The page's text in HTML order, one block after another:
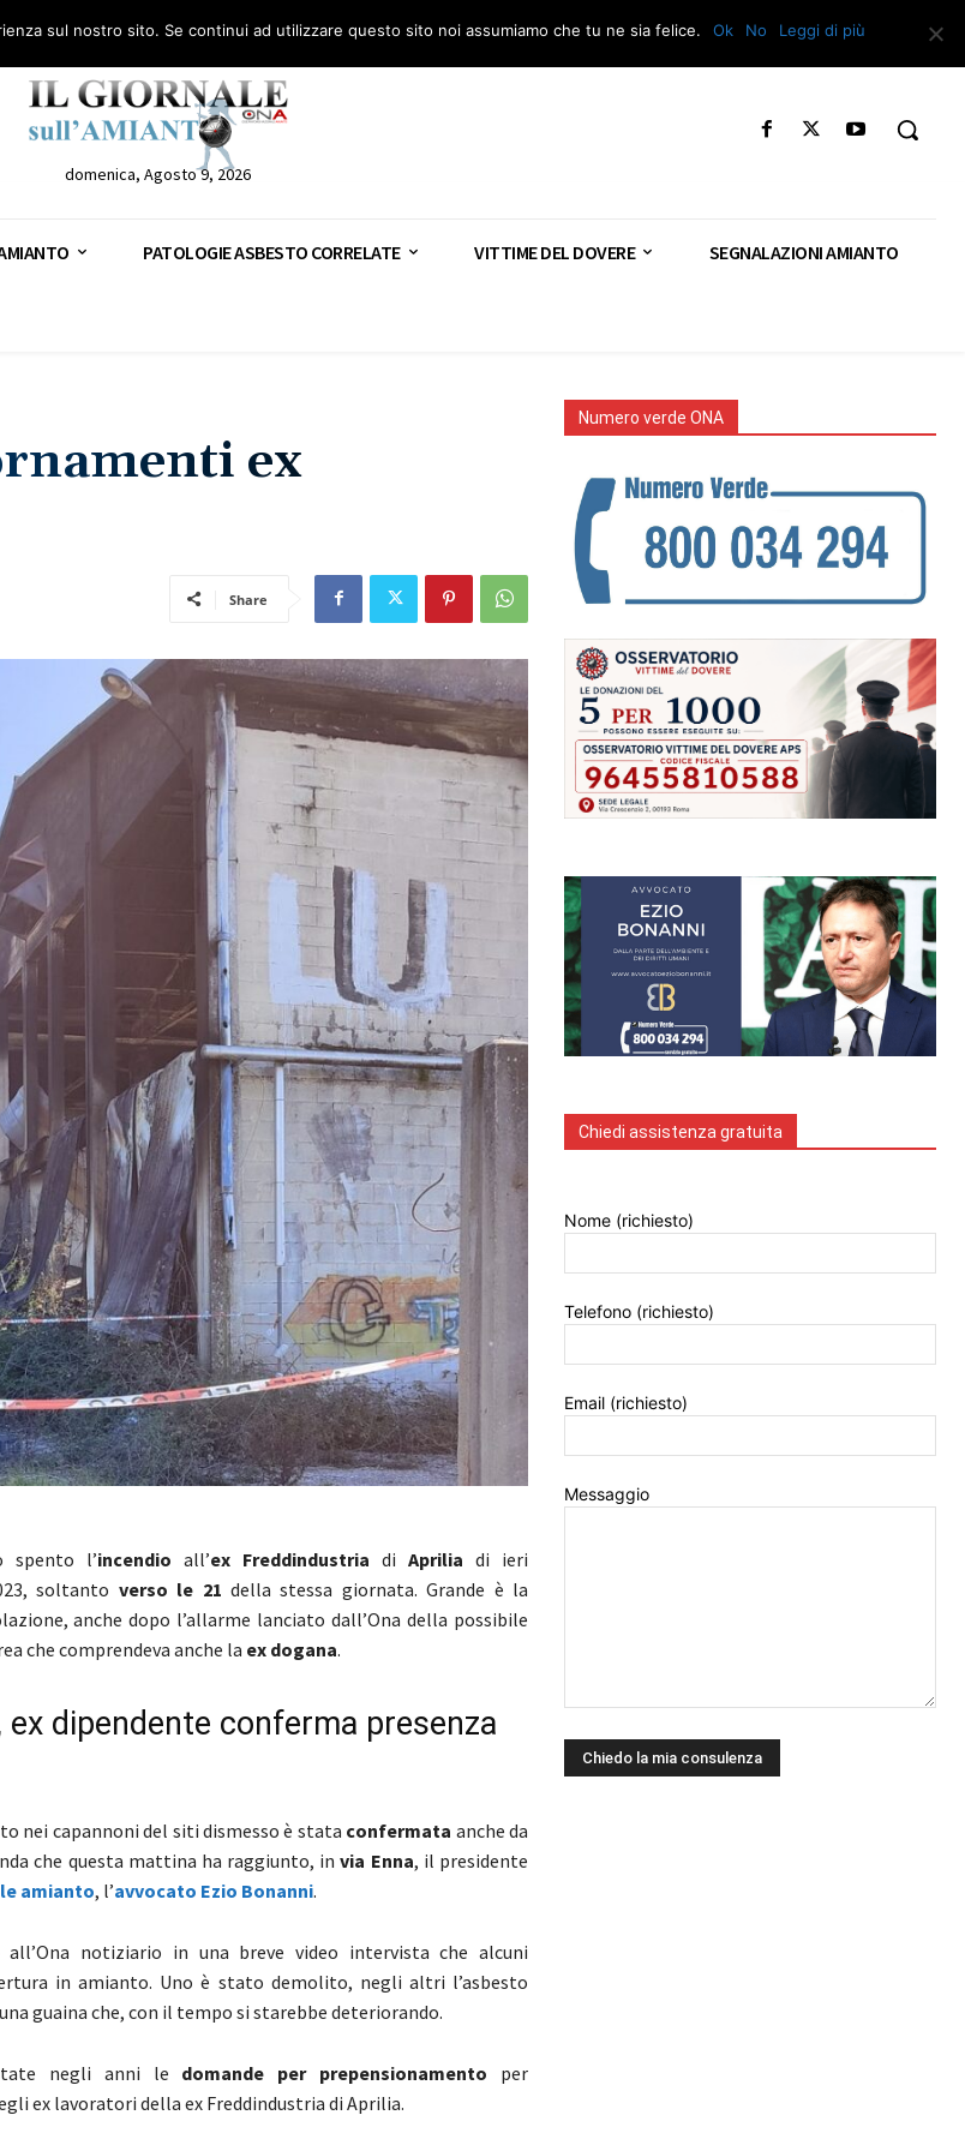
legale gratuita: civile, penale e lavoro Segnala – AGN Segnala – Repac
domenica, Agosto 9, 2026
PATOLOGIE ASBESTO CORRELATE VITTIME DEL DOVERE SEGNALAZIONI AMIANTO
ex
Share
spento l’incendioall’ex Freddindustria diAprilia di ieri
soltanto verso le 21 della stessa giornata. Grande è la
anche dopo l’allarme lanciato dall’Ona della possibile
che comprendeva anche la ex dogana.
ex dipendente conferma presenza
nei capannoni del siti dismesso è stata confermata anche da
che questa mattina ha raggiunto, invia Enna, il presidente
amianto, l’avvocato Ezio Bonanni.
notiziario in una breve video intervista che alcuni
in amianto. Uno è stato demolito, negli altri l’asbesto
guaina che, con il tempo si starebbe deteriorando.
negli anni le domande per prepensionamento per
ex lavoratori della ex Freddindustria di Aprilia.
Numero verde ONA
Chiedi assistenza gratuita
Nome (richiesto)
Telefono (richiesto)
Email (richiesto)
Messaggio
sul nostro sito. Se continui ad utilizzare questo sito noi assumiamo che tu ne sia felice. Ok No Leggi di più